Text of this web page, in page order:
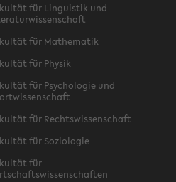
für Linguistik und
für Mathematik
für Physik
für Psychologie und
für Rechtswissenschaft
für Soziologie
für